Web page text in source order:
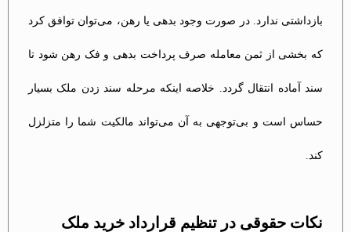
بازداشتی ندارد. در صورت وجود بدهی یا رهن، می‌توان توافق کرد
که بخشی از ثمن معامله صرف پرداخت بدهی و فک رهن شود تا
سند آماده انتقال گردد. خلاصه اینکه مرحله سند زدن ملک بسیار
حساس است و بی‌توجهی به آن می‌تواند مالکیت شما را متزلزل
کند.
نکات حقوقی در تنظیم قرارداد خرید ملک